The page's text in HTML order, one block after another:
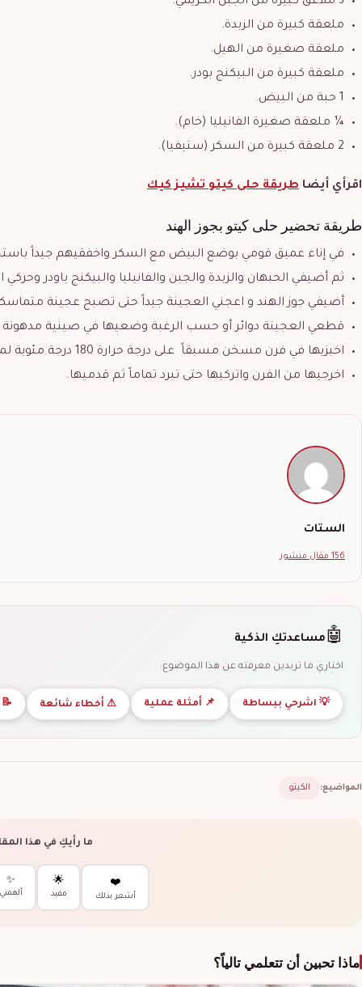
ملعقة كبيرة من الزبدة.
ملعقة صغيرة من الهيل.
ملعقة كبيرة من البيكنج بودر.
1 حبة من البيض.
¼ ملعقة صغيرة الفانيليا (خام).
2 ملعقة كبيرة من السكر (ستيفيا).
اقرأي أيضا طريقة حلى كيتو تشيز كيك
طريقة تحضير حلى كيتو بجوز الهند
في إناء عميق قومي بوضع البيض مع السكر واخفقيهم جيداً
ثم أضيفي الحبهان والزبدة والجبن والفانيليا والبيكنج باودر
أضيفي جوز الهند و اعجني العجينة جيداً حتى تصبح عجينة
قطعي العجينة دوائر أو حسب الرغبة وضعيها في صينية مدهونة
اخبزيها في فرن مسخن مسبقاً على درجة حرارة 180 درجة مئوية لمدة من 10 إلى 15 دقيقة أو حتى تصبح ذهبية اللون.
اخرجيها من الفرن واتركيها حتى تبرد تماماً ثم قدميها.
الستات
156 مقال منشور
🤖 مساعدتكِ الذكية
اختاري ما تريدين معرفته عن هذا الموضوع:
💡 اشرحي ببساطة 📌 أمثلة عملية ⚠ أخطاء شائعة
المواضيع: الكيتو
ما رأيكِ في هذا
❤️
أشعر بذلك
🌟
مفيد
✨
ماذا تحبين أن تتعلمي تالياً؟